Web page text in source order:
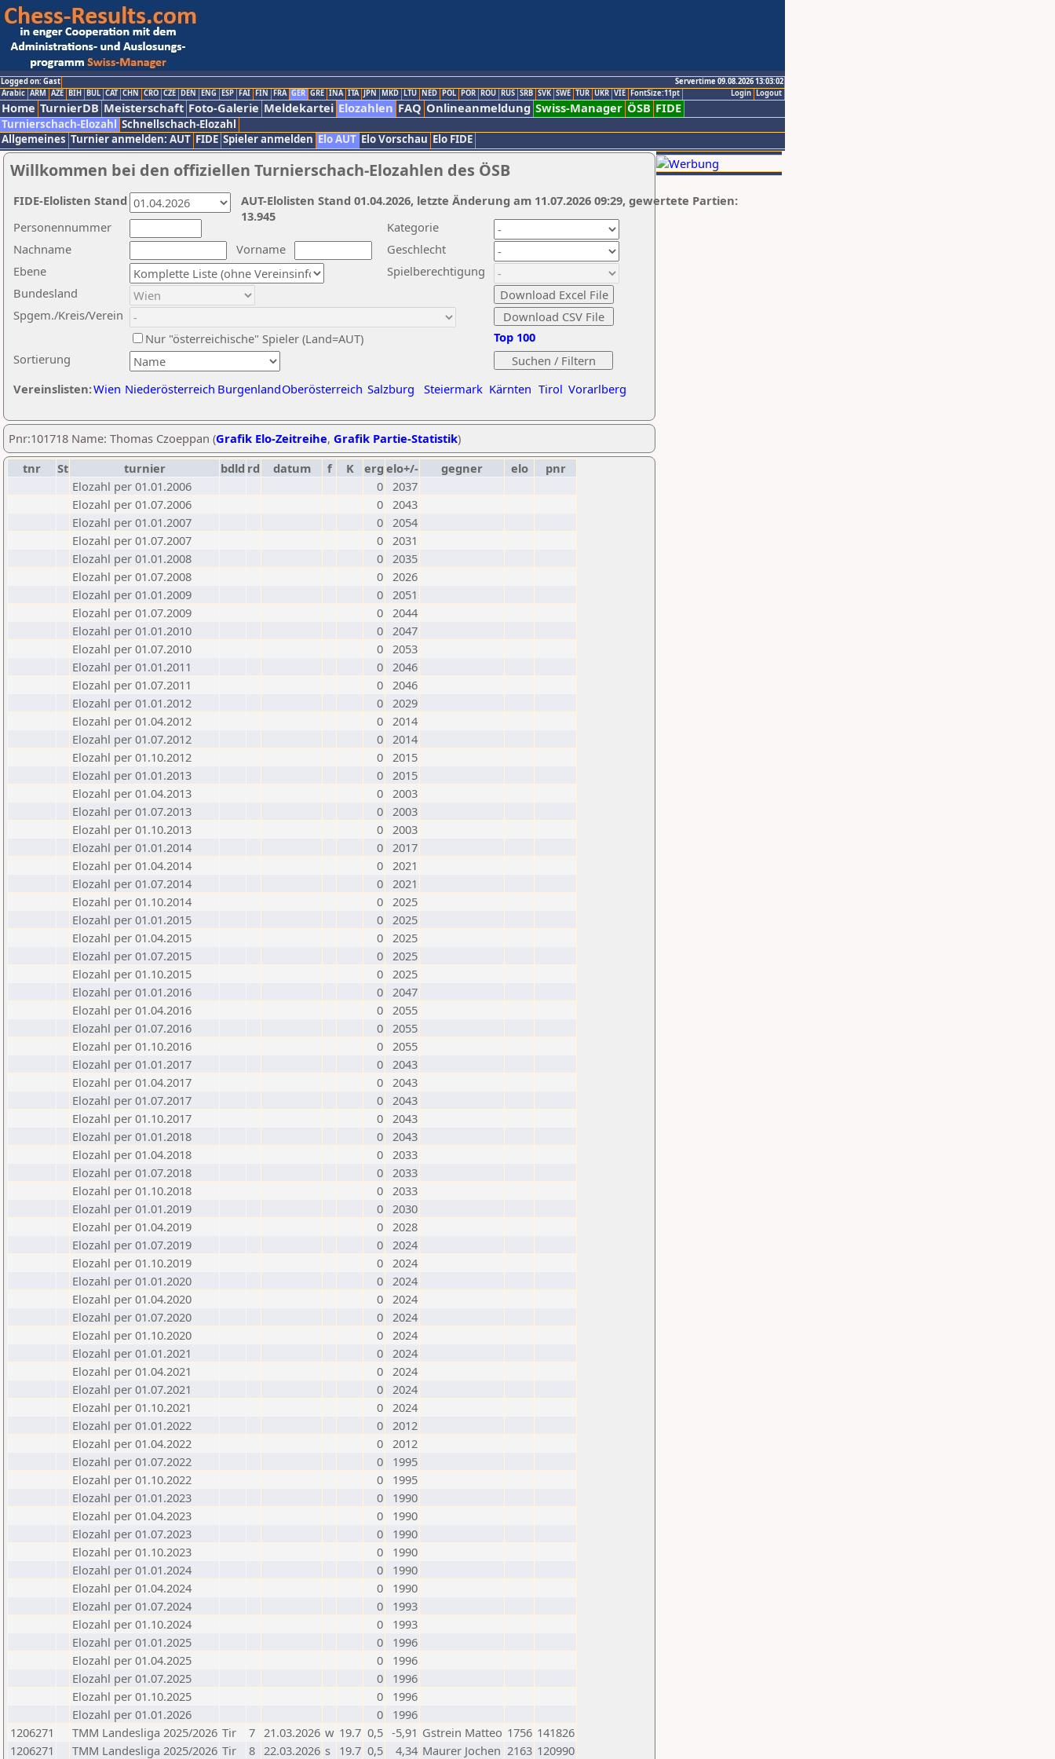
Logged on: Gast
Servertime 09.08.2026 13:03:02
Logout
Login
Arabic ARM AZE BIH BUL CAT CHN CRO CZE DEN ENG ESP FAI FIN FRA GER GRE INA ITA JPN MKD LTU NED POL POR ROU RUS SRB SVK SWE TUR UKR VIE FontSize:11pt
Home TurnierDB Meisterschaft Foto-Galerie Meldekartei Elozahlen FAQ Onlineanmeldung Swiss-Manager ÖSB FIDE
Turnierschach-Elozahl Schnellschach-Elozahl
Allgemeines Turnier anmelden: AUT FIDE Spieler anmelden Elo AUT Elo Vorschau Elo FIDE
Willkommen bei den offiziellen Turnierschach-Elozahlen des ÖSB
Nachname
Vorname
Ebene
Kategorie
Sortierung
Personennummer
Bundesland
Spgem./Kreis/Verein
Geschlecht
Nur "österreichische" Spieler (Land=AUT)
Spielberechtigung
Vereinslisten:Wien Niederösterreich BurgenlandOberösterreich Salzburg Steiermark Kärnten Tirol Vorarlberg
Top 100
AUT-Elolisten Stand 01.04.2026, letzte Änderung am 11.07.2026 09:29, gewertete Partien:
13.945
FIDE-Elolisten Stand
Pnr:101718 Name: Thomas Czoeppan (Grafik Elo-Zeitreihe, Grafik Partie-Statistik)
tnr
St turnier bdld rd datum f K erg elo+/- gegner elo
pnr
Elozahl per 01.01.2006
0 2037
Elozahl per 01.07.2006
0 2043
Elozahl per 01.01.2007
0 2054
Elozahl per 01.07.2007
0 2031
Elozahl per 01.01.2008
0 2035
Elozahl per 01.07.2008
0 2026
Elozahl per 01.01.2009
0 2051
Elozahl per 01.07.2009
0 2044
Elozahl per 01.01.2010
0 2047
Elozahl per 01.07.2010
0 2053
Elozahl per 01.01.2011
0 2046
Elozahl per 01.07.2011
0 2046
Elozahl per 01.01.2012
0 2029
Elozahl per 01.04.2012
0 2014
Elozahl per 01.07.2012
0 2014
Elozahl per 01.10.2012
0 2015
Elozahl per 01.01.2013
0 2015
Elozahl per 01.04.2013
0 2003
Elozahl per 01.07.2013
0 2003
Elozahl per 01.10.2013
0 2003
Elozahl per 01.01.2014
0 2017
Elozahl per 01.04.2014
0 2021
Elozahl per 01.07.2014
0 2021
Elozahl per 01.10.2014
0 2025
Elozahl per 01.01.2015
0 2025
Elozahl per 01.04.2015
0 2025
Elozahl per 01.07.2015
0 2025
Elozahl per 01.10.2015
0 2025
Elozahl per 01.01.2016
0 2047
Elozahl per 01.04.2016
0 2055
Elozahl per 01.07.2016
0 2055
Elozahl per 01.10.2016
0 2055
Elozahl per 01.01.2017
0 2043
Elozahl per 01.04.2017
0 2043
Elozahl per 01.07.2017
0 2043
Elozahl per 01.10.2017
0 2043
Elozahl per 01.01.2018
0 2043
Elozahl per 01.04.2018
0 2033
Elozahl per 01.07.2018
0 2033
Elozahl per 01.10.2018
0 2033
Elozahl per 01.01.2019
0 2030
Elozahl per 01.04.2019
0 2028
Elozahl per 01.07.2019
0 2024
Elozahl per 01.10.2019
0 2024
Elozahl per 01.01.2020
0 2024
Elozahl per 01.04.2020
0 2024
Elozahl per 01.07.2020
0 2024
Elozahl per 01.10.2020
0 2024
Elozahl per 01.01.2021
0 2024
Elozahl per 01.04.2021
0 2024
Elozahl per 01.07.2021
0 2024
Elozahl per 01.10.2021
0 2024
Elozahl per 01.01.2022
0 2012
Elozahl per 01.04.2022
0 2012
Elozahl per 01.07.2022
0
1995
Elozahl per 01.10.2022
0
1995
Elozahl per 01.01.2023
0
1990
Elozahl per 01.04.2023
0
1990
Elozahl per 01.07.2023
0
1990
Elozahl per 01.10.2023
0
1990
Elozahl per 01.01.2024
0
1990
Elozahl per 01.04.2024
0
1990
Elozahl per 01.07.2024
0
1993
Elozahl per 01.10.2024
0
1993
Elozahl per 01.01.2025
0
1996
Elozahl per 01.04.2025
0
1996
Elozahl per 01.07.2025
0
1996
Elozahl per 01.10.2025
0
1996
Elozahl per 01.01.2026
0
1996
1206271
TMM Landesliga 2025/2026 Tir 7 21.03.2026 w 19.7 0,5 -5,91 Gstrein Matteo 1756 141826
1206271
TMM Landesliga 2025/2026 Tir 8 22.03.2026 s 19.7 0,5 4,34 Maurer Jochen 2163 120990